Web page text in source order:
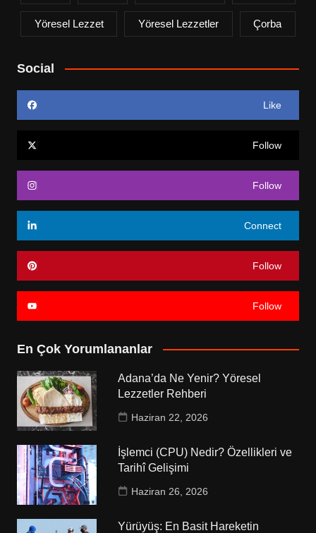
Yöresel Lezzet Yöresel Lezzetler Çorba
Social
Like
Follow
Follow
Connect
Follow
Follow
En Çok Yorumlananlar
Adana’da Ne Yenir? Yöresel
Lezzetler Rehberi
Haziran 22, 2026
İşlemci (CPU) Nedir? Özellikleri ve
Tarihî Gelişimi
Haziran 26, 2026
Yürüyüş: En Basit Hareketin